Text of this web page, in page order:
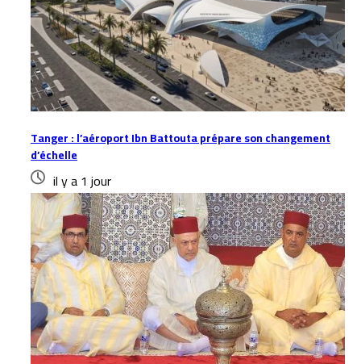
Tanger : l’aéroport Ibn Battouta prépare son changement
d’échelle
il y a 1 jour